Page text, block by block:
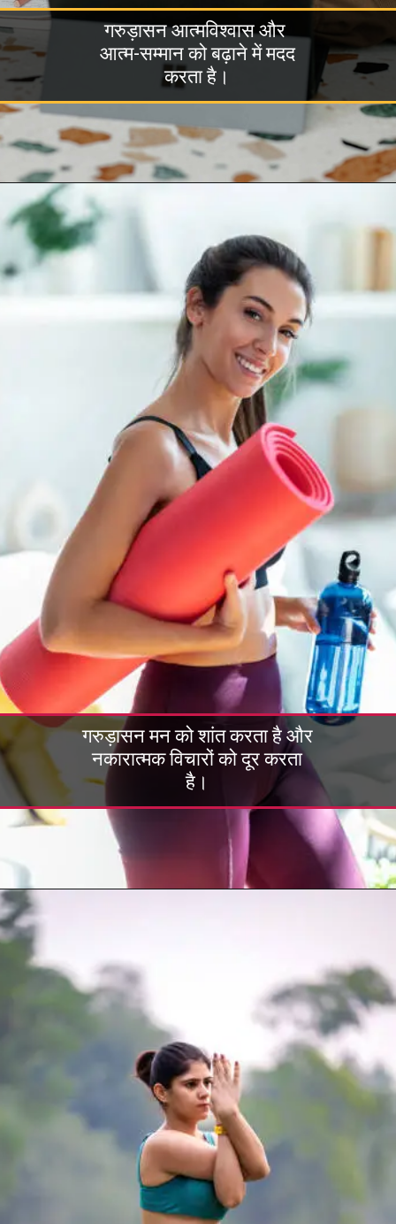
गरुड़ासन आत्मविश्वास और
आत्म-सम्मान को बढ़ाने में मदद
करता है।
गरुड़ासन मन को शांत करता है और
नकारात्मक विचारों को दूर करता
है।